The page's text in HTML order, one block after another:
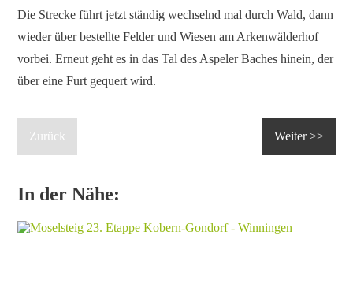
Die Strecke führt jetzt ständig wechselnd mal durch Wald, dann
wieder über bestellte Felder und Wiesen am Arkenwälderhof
vorbei. Erneut geht es in das Tal des Aspeler Baches hinein, der
über eine Furt gequert wird.
Zurück Weiter >>
In der Nähe: